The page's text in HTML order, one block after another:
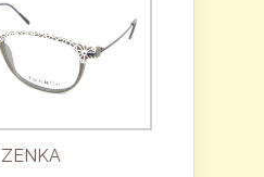
ZENKA